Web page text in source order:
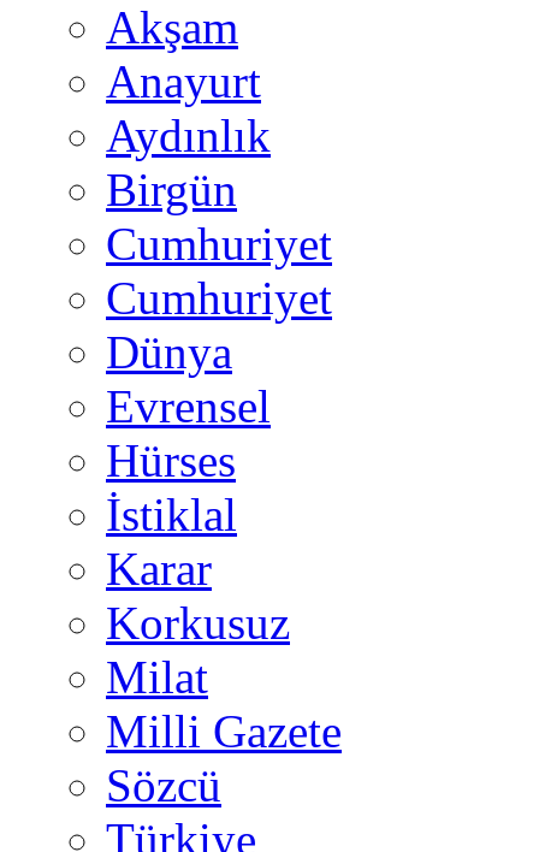
Akşam
Anayurt
Aydınlık
Birgün
Cumhuriyet
Cumhuriyet
Dünya
Evrensel
Hürses
İstiklal
Karar
Korkusuz
Milat
Milli Gazete
Sözcü
Türkiye